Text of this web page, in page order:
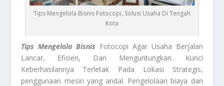
Tips Mengelola Bisnis Fotocopi, Solusi Usaha Di Tengah
Kota
Tips Mengelola Bisnis Fotocopi Agar Usaha Berjalan
Lancar, Efisien, Dan Menguntungkan. Kunci
Keberhasilannya Terletak Pada Lokasi Strategis,
penggunaan mesin yang andal. Pengelolaan biaya dan